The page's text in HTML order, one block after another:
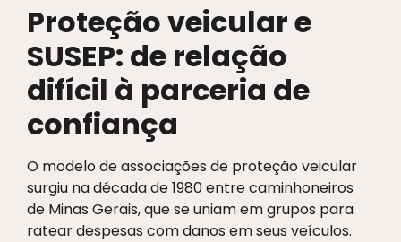
Proteção veicular e
SUSEP: de relação
difícil à parceria de
confiança
O modelo de associações de proteção veicular
surgiu na década de 1980 entre caminhoneiros
de Minas Gerais, que se uniam em grupos para
ratear despesas com danos em seus veículos.